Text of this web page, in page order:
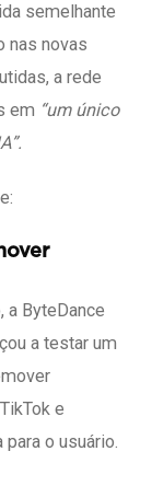
semelhante
nas novas
a rede
em “um único
a ByteDance
a testar um
e
o usuário.